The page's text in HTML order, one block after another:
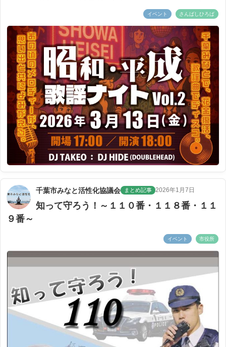
イベント さんばしひろば
千葉市みなと活性化協議会 まとめ記事 2026年1月7日
知って守ろう！～１１０番・１１８番・１１
９番～
イベント 市役所